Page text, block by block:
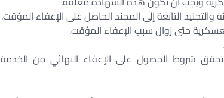
التابعة إلى المجند الحاصل على الإعفاء المؤقت.
حتى زوال سبب الإعفاء المؤقت.
شروط الحصول على الإعفاء النهائي من الخدمة